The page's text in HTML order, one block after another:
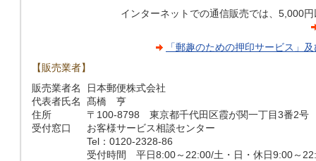
インターネットでの通信販売では、5,000
「郵趣のための押印サービス」
【販売業者】
販売業者名
日本郵便株式会社
代表者氏名 髙橋 亨
住所
〒100-8798 東京都千代田区霞が関一丁目3番2号
受付窓口
お客様サービス相談センター
Tel：0120-2328-86
受付時間 平日8:00～22:00/土・日・休日9:00～